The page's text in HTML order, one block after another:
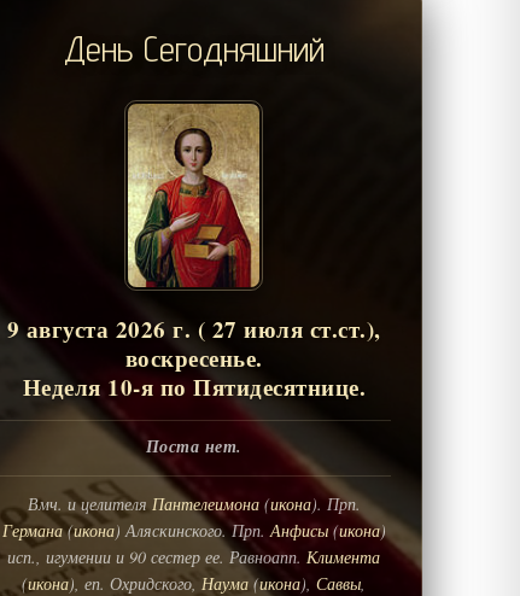
День Сегодняшний
9 августа 2026 г. ( 27 июля ст.ст.),
воскресенье.
Неделя 10-я по Пятидесятнице.
Поста нет.
Вмч. и целителя Пантелеимона(икона). Прп.
Германа(икона) Аляскинского. Прп. Анфисы(икона)
исп., игумении и 90 сестер ее. Равноапп. Климента
(икона), еп. Охридского, Наума(икона),Саввы